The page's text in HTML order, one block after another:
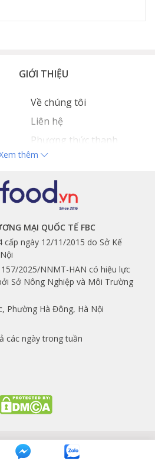
GIỚI THIỆU
Về chúng tôi
Liên hệ
Phương thức thanh
toán
Tuyển dụng
THEO DÕI NGAY
Facebook
Instagram
Youtube
Tiktok
Shopee
thêm
MẠI QUỐC TẾ FBC
cấp ngày 12/11/2015 do Sở Kế
2025/NNMT-HAN có hiệu lực
Sở Nông Nghiệp và Môi Trường
Phường Hà Đông, Hà Nội
các ngày trong tuần
Gofood. All Rights Reserved